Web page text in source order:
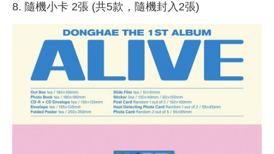
8. 隨機小卡 2張 (共5款，隨機封入2張)